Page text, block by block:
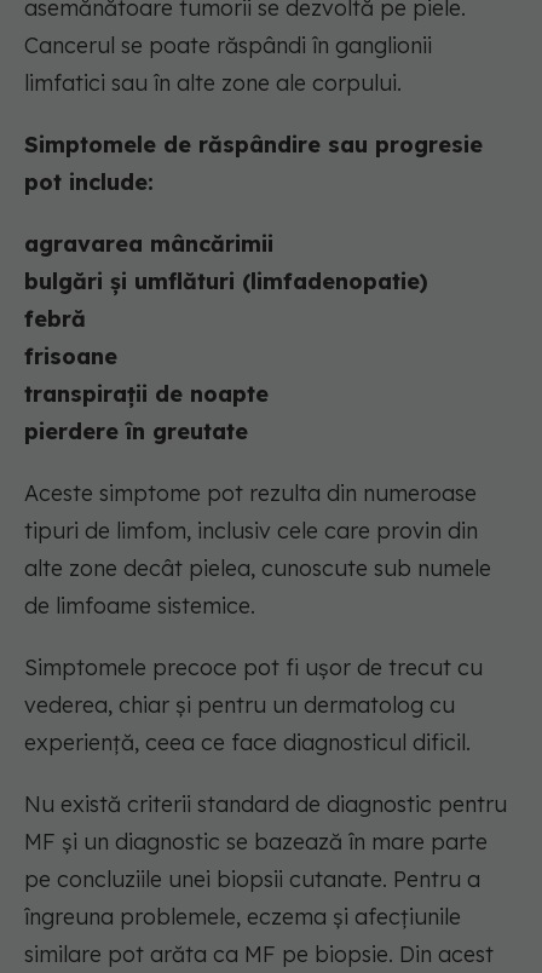
asemănătoare tumorii se dezvoltă pe piele.
Cancerul se poate răspândi în ganglionii
limfatici sau în alte zone ale corpului.
Simptomele de răspândire sau progresie
pot include:
agravarea mâncărimii
bulgări și umflături (limfadenopatie)
febră
frisoane
transpirații de noapte
pierdere în greutate
Aceste simptome pot rezulta din numeroase
tipuri de limfom, inclusiv cele care provin din
alte zone decât pielea, cunoscute sub numele
de limfoame sistemice.
Simptomele precoce pot fi ușor de trecut cu
vederea, chiar și pentru un dermatolog cu
experiență, ceea ce face diagnosticul dificil.
Nu există criterii standard de diagnostic pentru
MF și un diagnostic se bazează în mare parte
pe concluziile unei biopsii cutanate. Pentru a
îngreuna problemele, eczema și afecțiunile
similare pot arăta ca MF pe biopsie. Din acest